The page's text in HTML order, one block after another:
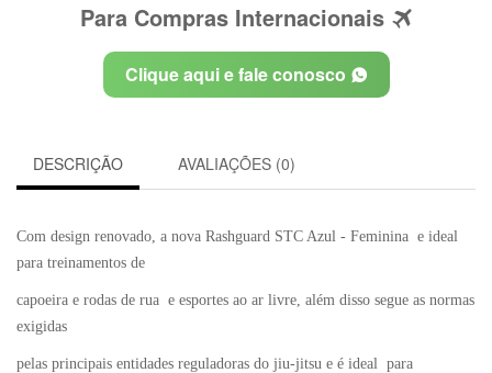
Para Compras Internacionais
Clique aqui e fale conosco
DESCRIÇÃO AVALIAÇÕES (0)
Com design renovado, a nova Rashguard STC Azul - Feminina e ideal
para treinamentos de
capoeira e rodas de rua e esportes ao ar livre, além disso segue as normas
exigidas
pelas principais entidades reguladoras do jiu-jitsu e é ideal para